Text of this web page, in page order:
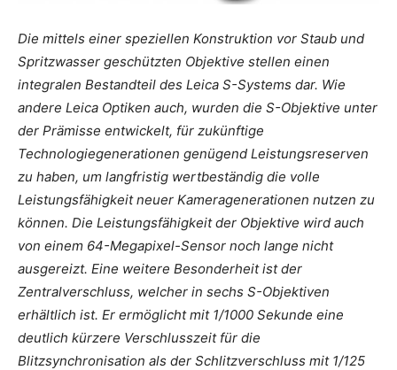
Die mittels einer speziellen Konstruktion vor Staub und
Spritzwasser geschützten Objektive stellen einen
integralen Bestandteil des Leica S-Systems dar. Wie
andere Leica Optiken auch, wurden die S-Objektive unter
der Prämisse entwickelt, für zukünftige
Technologiegenerationen genügend Leistungsreserven
zu haben, um langfristig wertbeständig die volle
Leistungsfähigkeit neuer Kameragenerationen nutzen zu
können. Die Leistungsfähigkeit der Objektive wird auch
von einem 64-Megapixel-Sensor noch lange nicht
ausgereizt. Eine weitere Besonderheit ist der
Zentralverschluss, welcher in sechs S-Objektiven
erhältlich ist. Er ermöglicht mit 1/1000 Sekunde eine
deutlich kürzere Verschlusszeit für die
Blitzsynchronisation als der Schlitzverschluss mit 1/125